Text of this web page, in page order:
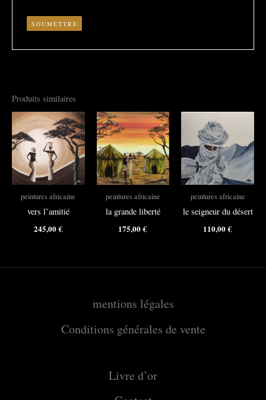
Produits similaires
peintures africaine
vers l’amitié
245,00€
peintures africaine
la grande liberté
175,00€
peintures africaine
le seigneur du désert
110,00€
mentions légales
Conditions générales de vente
Livre d’or